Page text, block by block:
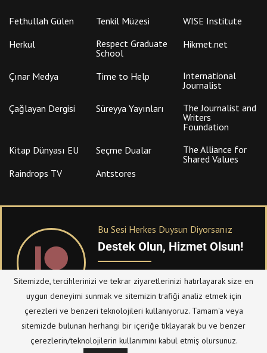
Fethullah Gülen Tenkil Müzesi
WISE Institute
Herkul
Respect Graduate
School
Hikmet.net
Çınar Medya Time to Help
International
Journalist
Çağlayan Dergisi
Süreyya Yayınları
The Journalist and
Writers
Foundation
Kitap Dünyası EU
Seçme Dualar
The Alliance for
Shared Values
Raindrops TV
Antstores
Bu Sesi Herkes Duysun Diyorsanız
Destek Olun, Hizmet Olsun!
PATREONüzerinden sitemize bağışta
bulanabilirsiniz.
Bize Ulaşın Taziye Defteri
Sitemizde, tercihlerinizi ve tekrar ziyaretlerinizi hatırlayarak size en
uygun deneyimi sunmak ve sitemizin trafiği analiz etmek için
çerezleri ve benzeri teknolojileri kullanıyoruz. Tamam'a veya
sitemizde bulunan herhangi bir içeriğe tıklayarak bu ve benzer
çerezlerin/teknolojilerin kullanımını kabul etmiş olursunuz.